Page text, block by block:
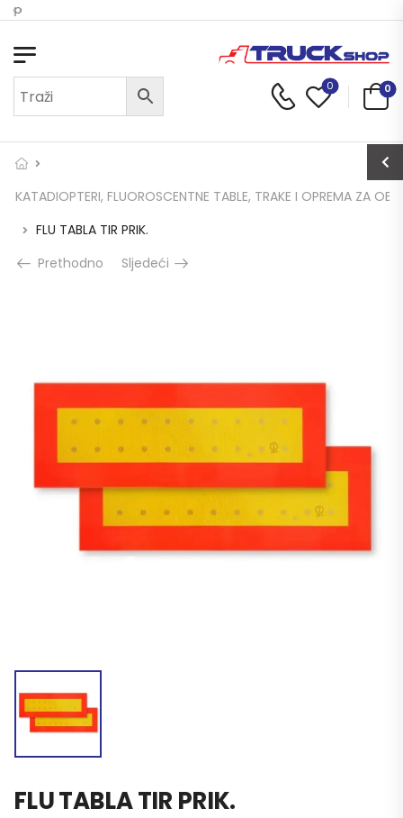
0 0
KATADIOPTERI, FLUOROSCENTNE TABLE, TRAKE I OPREMA ZA
FLU TABLA TIR PRIK.
Prethodno
Sljedeći
FLU TABLA TIR PRIK.